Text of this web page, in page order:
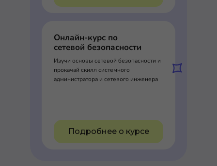
Онлайн-курс по
сетевой безопасности
Изучи основы сетевой безопасности и
прокачай скилл системного
администратора и сетевого инженера
Подробнее о курсе